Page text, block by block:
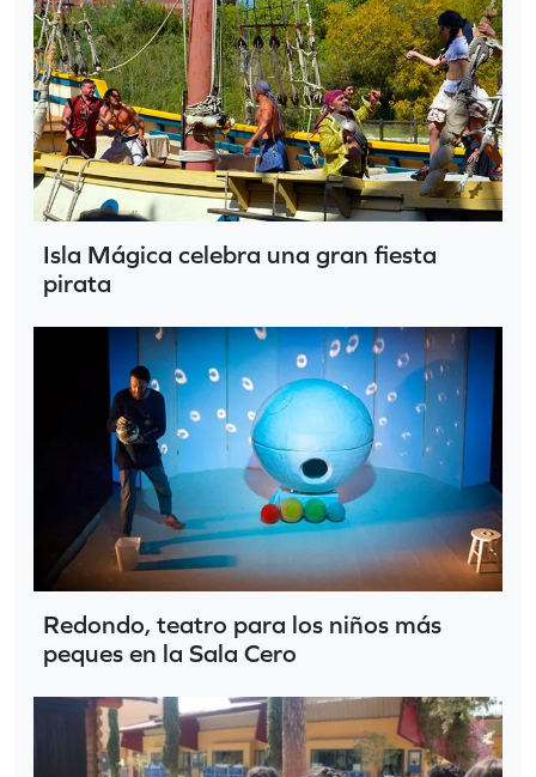
Isla Mágica celebra una gran fiesta
pirata
Redondo, teatro para los niños más
peques en la Sala Cero